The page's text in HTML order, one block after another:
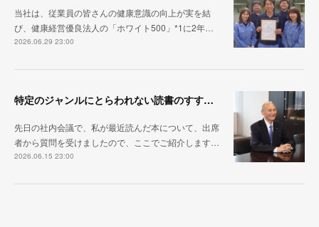
当社は、従業員の皆さんの健康意識の向上が実を結
び、健康経営優良法人の「ホワイト500」*1に2年…
2026.06.29 23:00
特定のジャンルにとらわれない読書のすすめ～視野を広げ、視座を変える
先日の社内会議で、私が最近読んだ本について、出席
者から質問を受けましたので、ここでご紹介します…
2026.06.15 23:00